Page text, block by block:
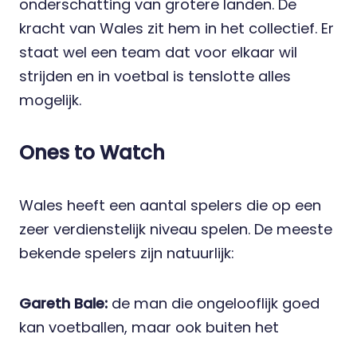
onderschatting van grotere landen. De
kracht van Wales zit hem in het collectief. Er
staat wel een team dat voor elkaar wil
strijden en in voetbal is tenslotte alles
mogelijk.
Ones to Watch
Wales heeft een aantal spelers die op een
zeer verdienstelijk niveau spelen. De meeste
bekende spelers zijn natuurlijk:
Gareth Bale: de man die ongelooflijk goed
kan voetballen, maar ook buiten het